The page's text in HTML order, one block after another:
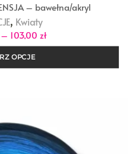
– bawełna/akryl
, Kwiaty
– 103,00 złZakres
cen:
do
OPCJE